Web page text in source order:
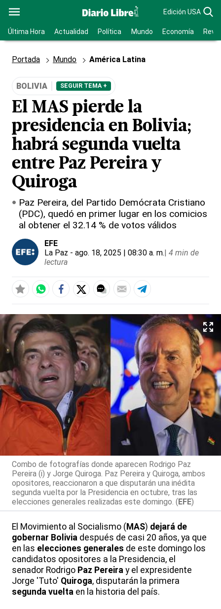
Edición USA
Última Hora Actualidad Política Mundo Economía
Portada Mundo América Latina
BOLIVIA SEGUIR TEMA +
El MAS pierde la
presidencia en Bolivia;
habrá segunda vuelta
entre Paz Pereira y
Quiroga
Paz Pereira, del Partido Demócrata Cristiano
(PDC), quedó en primer lugar en los comicios
al obtener el 32.14 % de votos válidos
EFE
La Paz - ago. 18, 2025 | 08:30 a. m.| 4 min de
lectura
Combo de fotografías donde aparecen Rodrigo Paz
Pereira (i) y Jorge Quiroga. Paz Pereira y Quiroga, ambos
opositores, reaccionaron a que disputarán una inédita
segunda vuelta por la Presidencia en octubre, tras las
elecciones generales realizadas este domingo. (EFE)
El Movimiento al Socialismo ( MAS) dejará de
gobernar Bolivia después de casi 20 años, ya que
en las elecciones generales de este domingo los
candidatos opositores a la Presidencia, el
senador Rodrigo Paz Pereira y el expresidente
Jorge 'Tuto' Quiroga, disputarán la primera
segunda vuelta en la historia del país.